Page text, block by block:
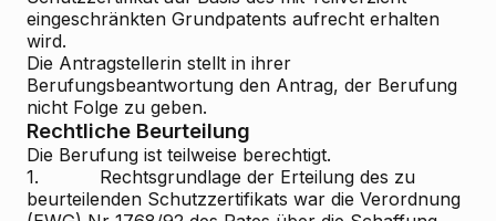
eingeschränkten Grundpatents aufrecht erhalten
wird.
Die Antragstellerin stellt in ihrer
Berufungsbeantwortung den Antrag, der Berufung
nicht Folge zu geben.
Rechtliche Beurteilung
Die Berufung ist teilweise berechtigt.
1. Rechtsgrundlage der Erteilung des zu
beurteilenden Schutzzertifikats war die Verordnung